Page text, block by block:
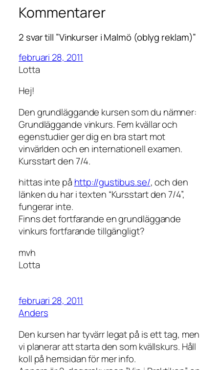
Kommentarer
2 svar till ”Vinkurser i Malmö (oblyg reklam)”
februari 28, 2011
Lotta
Hej!
Den grundläggande kursen som du nämner:
Grundläggande vinkurs. Fem kvällar och
egenstudier ger dig en bra start mot
vinvärlden och en internationell examen.
Kursstart den 7/4.
hittas inte på http://gustibus.se/, och den
länken du har i texten “Kursstart den 7/4”,
fungerar inte.
Finns det fortfarande en grundläggande
vinkurs fortfarande tillgängligt?
mvh
Lotta
februari 28, 2011
Anders
Den kursen har tyvärr legat på is ett tag, men
vi planerar att starta den som kvällskurs. Håll
koll på hemsidan för mer info.